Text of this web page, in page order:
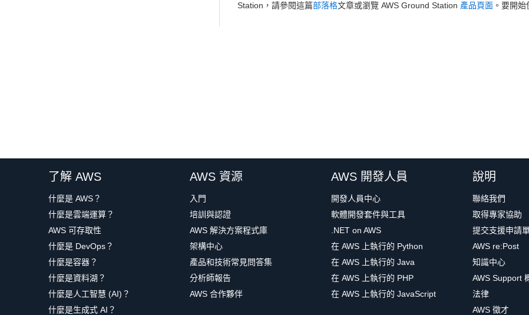
Station，請參閱這篇部落格文章或瀏覽 AWS Ground Station 產品頁面 。要開
了解 AWS
什麼是 AWS？
什麼是雲端運算？
AWS 可存取性
什麼是 DevOps？
什麼是容器？
什麼是資料湖？
什麼是人工智慧 (AI)？
什麼是生成式 AI？
AWS 資源
入門
培訓與認證
AWS 解決方案程式庫
架構中心
產品和技術常見問答集
分析師報告
AWS 合作夥伴
AWS 開發人員
開發人員中心
軟體開發套件與工具
.NET on AWS
在 AWS 上執行的 Python
在 AWS 上執行的 Java
在 AWS 上執行的 PHP
在 AWS 上執行的 JavaScript
說明
聯絡我們
取得專家協助
提交支援申請單
AWS re:Post
知識中心
AWS Support
法律
AWS 徵才